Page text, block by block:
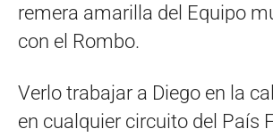
remera amarilla del Equipo
con el Rombo.
Verlo trabajar a Diego en la
en cualquier circuito del País